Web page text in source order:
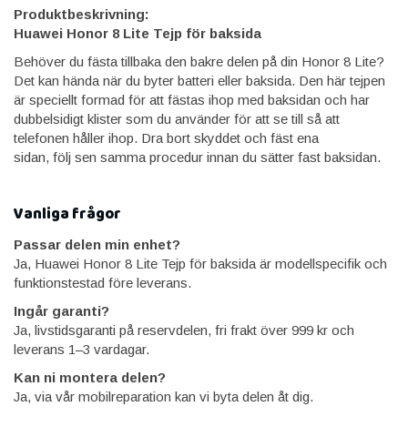
Produktbeskrivning:
Huawei Honor 8 Lite Tejp för baksida​
Behöver du fästa tillbaka den bakre delen på din Honor 8 Lite?
Det kan hända när du byter batteri eller baksida. Den här tejpen
är speciellt formad för att fästas ihop med baksidan och har
dubbelsidigt klister som du använder för att se till så att
telefonen håller ihop. Dra bort skyddet och fäst ena
sidan, följ sen samma procedur innan du sätter fast baksidan.
Vanliga frågor
Passar delen min enhet?
Ja, Huawei Honor 8 Lite Tejp för baksida är modellspecifik och
funktionstestad före leverans.
Ingår garanti?
Ja, livstidsgaranti på reservdelen, fri frakt över 999 kr och
leverans 1–3 vardagar.
Kan ni montera delen?
Ja, via vår mobilreparation kan vi byta delen åt dig.